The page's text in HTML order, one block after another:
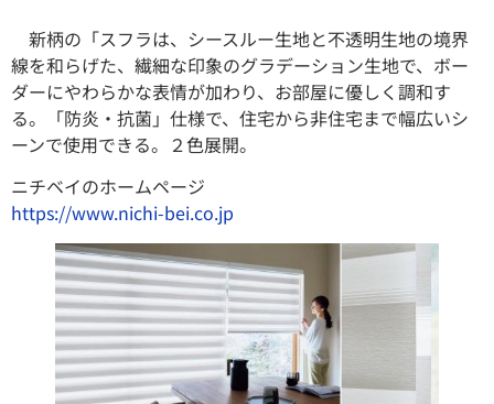
新柄の「スフラは、シースルー生地と不透明生地の境界
線を和らげた、繊細な印象のグラデーション生地で、ボー
ダーにやわらかな表情が加わり、お部屋に優しく調和す
る。「防炎・抗菌」仕様で、住宅から非住宅まで幅広いシ
ーンで使用できる。２色展開。
ニチベイのホームページ
https://www.nichi-bei.co.jp